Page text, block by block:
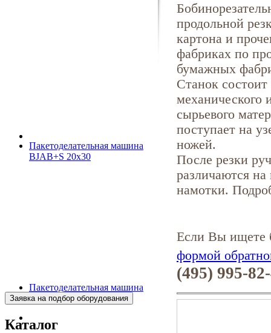
Пакетоделательная машина
BJAB+S 20x30
Пакетоделательная машина
BJAF+S 40*2M
Каталог
продольной
картона и
фабриках по
бумажных
Станок
механического
сырьевого
поступает на
ножей.
После резки
различаются
намотки.
Если Вы ищете
формой
(495) 995-